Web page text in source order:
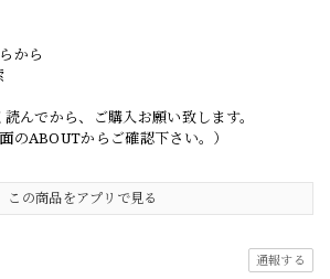
から
んでから、ご購入お願い致します。
のABOUTからご確認下さい。）
この商品をアプリで見る
通報する